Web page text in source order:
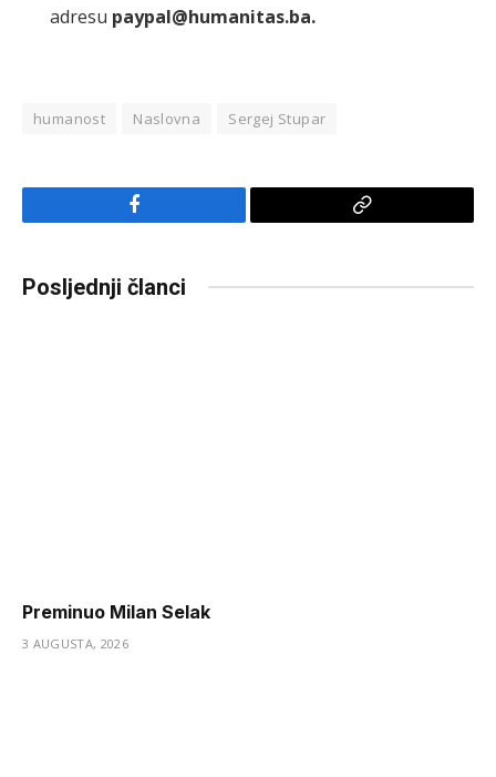
adresu paypal@humanitas.ba.​
humanost Naslovna Sergej Stupar
Facebook
Copy
Posljednji članci
Preminuo Milan Selak
3 AUGUSTA, 2026